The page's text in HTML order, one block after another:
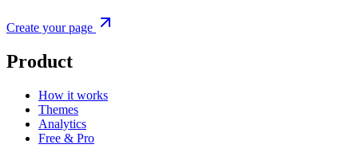
Create your page
Product
How it works
Themes
Analytics
Free & Pro